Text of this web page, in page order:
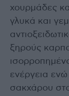
χουρμάδες
γλυκά και
ξηρούς
ενέργεια
σακχάρου